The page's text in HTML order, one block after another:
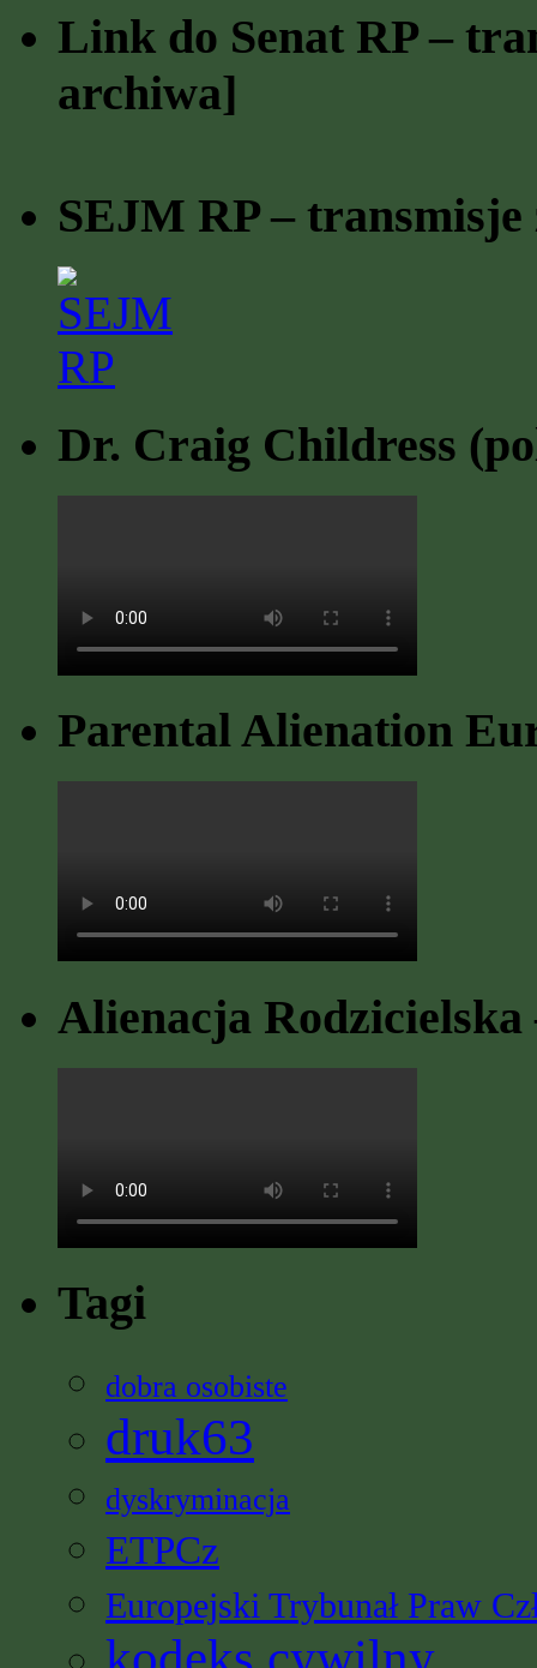
Link do Senat RP –
archiwa]
SEJM RP –
Dr. Craig Childress
Parental Alienation
Alienacja Rodzicielska
Tagi
dobra osobiste
druk63
dyskryminacja
ETPCz
Europejski Trybunał Praw